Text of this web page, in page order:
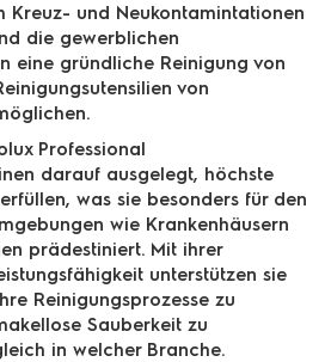
Kreuz- und Neukontamintationen
die gewerblichen
eine gründliche Reinigung von
von
Professional
darauf ausgelegt, höchste
was sie besonders für den
wie Krankenhäusern
prädestiniert. Mit ihrer
unterstützen sie
Reinigungsprozesse zu
Sauberkeit zu
in welcher Branche.